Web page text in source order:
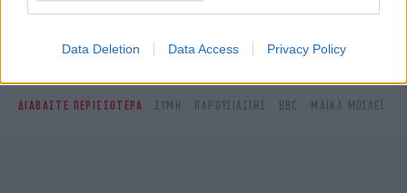
Data Deletion Data Access Privacy Policy
ΔΙΑΒΑΣΤΕ ΠΕΡΙΣΣΟΤΕΡΑ ΣΎΜΗ ΠΑΡΟΥΣΙΑΣΤΉΣ BBC ΜΑΪΚΛ ΜΟΣΛΕΪ